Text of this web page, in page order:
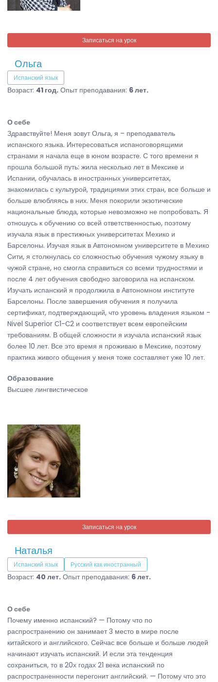
Записаться на урок
Ольга
Испанский язык
Возраст: 41 год. Опыт преподавания: 6 лет.
О себе
Здравствуйте! Меня зовут Ольга, я – преподаватель
испанского языка. Интересоваться испаноговорящими
странами я начала еще в юном возрасте. С того времени я
прошла большой путь: жила несколько лет в Мексике и
Испании, обучалась в иностранных университетах,
знакомилась с культурой, традициями этих стран, все больше и
больше влюбляясь в них. Меня покорили экзотические
национальные блюда, которые невозможно не попробовать. Я
отношусь к обучению со всей ответственностью, поэтому
изучала язык в престижных университетах Мехико и
Барселоны. Изучая язык в Автономном университете в Мехико
Сити, я столкнулась со сложностью обучения чужому языку в
чужой стране, но смогла справиться со всеми трудностями и
после 4 лет обучения свободно заговорила на испанском.
Изучать испанский я продолжила в Автономном институте
Барселоны. После завершения обучения я получила
сертификат, подтверждающий, что уровень владения языком -
Nivel Superior С1-С2 и соответствует всем европейским
требованиям. В общей сложности я изучала испанский язык
более 10 лет. Все это время я проживаю в Мексике, поэтому
практика живого общения у меня тоже составляет уже 10 лет.
Образование
Высшее лингвистическое
Записаться на урок
Наталья
Испанский язык Русский как иностранный
Возраст: 40 лет. Опыт преподавания: 6 лет.
О себе
Почему именно испанский? — Потому что по
распространению он занимает 3 место в мире после
китайского и английского. Сейчас все больше и больше людей
начинают изучать испанский. И если эта тенденция
сохраниться, то в 20х годах 21 века испанский по
распространенности перегонит английский. — Потому что это